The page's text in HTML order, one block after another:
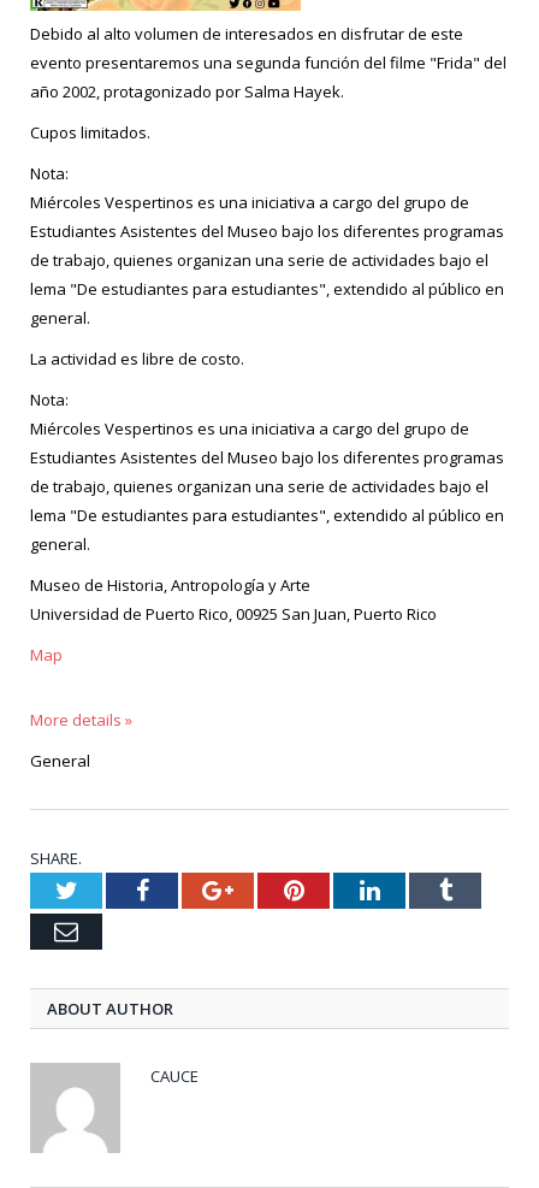
Debido al alto volumen de interesados en disfrutar de este
evento presentaremos una segunda función del filme "Frida" del
año 2002, protagonizado por Salma Hayek.
Cupos limitados.
Nota:
Miércoles Vespertinos es una iniciativa a cargo del grupo de
Estudiantes Asistentes del Museo bajo los diferentes programas
de trabajo, quienes organizan una serie de actividades bajo el
lema "De estudiantes para estudiantes", extendido al público en
general.
La actividad es libre de costo.
Nota:
Miércoles Vespertinos es una iniciativa a cargo del grupo de
Estudiantes Asistentes del Museo bajo los diferentes programas
de trabajo, quienes organizan una serie de actividades bajo el
lema "De estudiantes para estudiantes", extendido al público en
general.
Museo de Historia, Antropología y Arte
Universidad de Puerto Rico, 00925 San Juan, Puerto Rico
Map
More details »
General
SHARE.
TwitterFacebookGoogle+PinterestLinkedInTumblr
Email
ABOUT AUTHOR
CAUCE